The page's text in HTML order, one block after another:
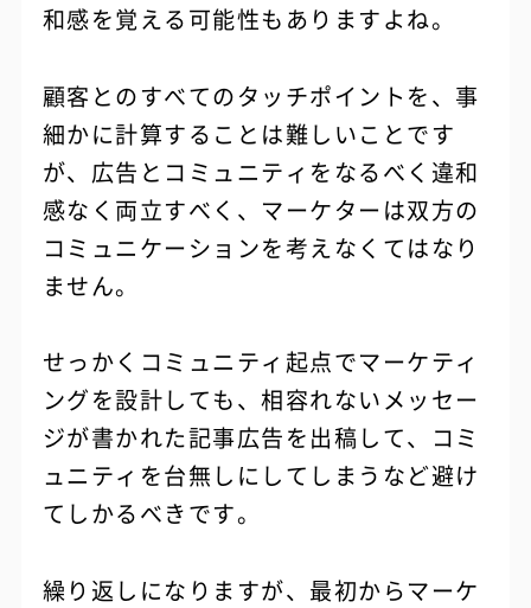
和感を覚える可能性もありますよね。
顧客とのすべてのタッチポイントを、事
細かに計算することは難しいことです
が、広告とコミュニティをなるべく違和
感なく両立すべく、マーケターは双方の
コミュニケーションを考えなくてはなり
ません。
せっかくコミュニティ起点でマーケティ
ングを設計しても、相容れないメッセー
ジが書かれた記事広告を出稿して、コミ
ュニティを台無しにしてしまうなど避け
てしかるべきです。
繰り返しになりますが、最初からマーケ